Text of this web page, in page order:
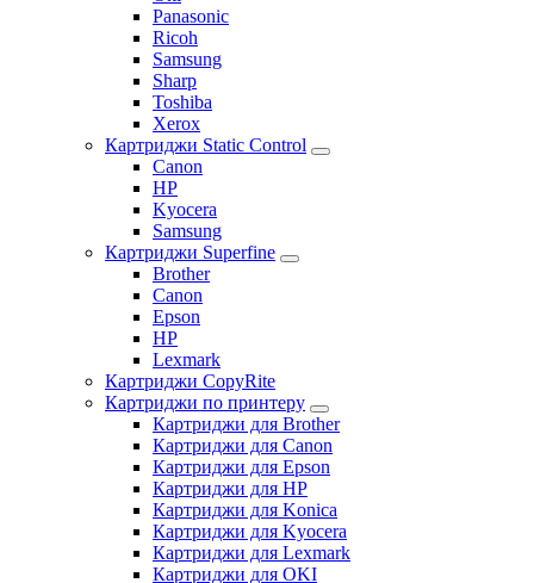
Panasonic
Ricoh
Samsung
Sharp
Toshiba
Xerox
Картриджи Static Control
Canon
HP
Kyocera
Samsung
Картриджи Superfine
Brother
Canon
Epson
HP
Lexmark
Картриджи CopyRite
Картриджи по принтеру
Картриджи для Brother
Картриджи для Canon
Картриджи для Epson
Картриджи для HP
Картриджи для Konica
Картриджи для Kyocera
Картриджи для Lexmark
Картриджи для OKI